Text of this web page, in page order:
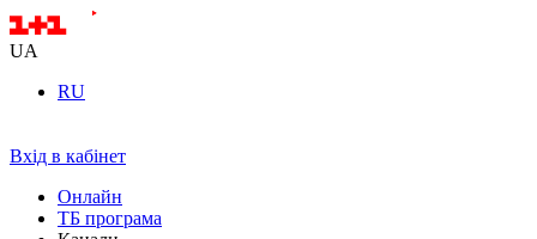
UA
RU
Вхід в кабінет
Онлайн
ТБ програма